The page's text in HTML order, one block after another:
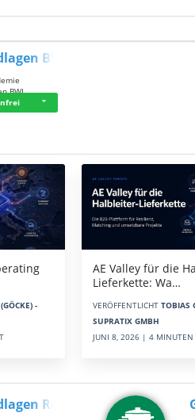
BWL
BWL
-
AE Valley für die
Lieferkette: Wa…
VERÖFFENTLICHT TOBIAS
SUPRATIX GMBH
JUNI 8, 2026 | 4 MINUTEN
Rein…